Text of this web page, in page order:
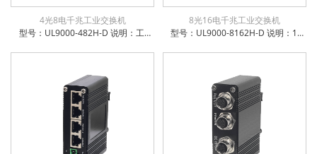
4光8电千兆工业交换机
型号：UL9000-482H-D 说明：工业级8x10/100/1000Base-T + 4x1000Base-X SFP 非管理型交换机
8光16电千兆工业交换机
型号：UL9000-8162H-D 说明：16x10／100／1000Base－TX ＋8x100/1000Base－X SFP工业级交换机